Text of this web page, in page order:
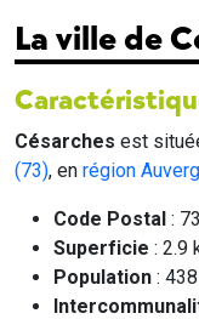
La ville de
Césarches est
(73), en région
Code Postal :
Superficie : 2.9
Population :